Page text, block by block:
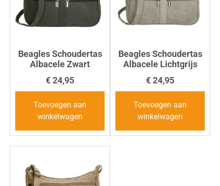
Beagles Schoudertas
Albacele Zwart
€24,95
Toevoegen aan
winkelwagen
Beagles Schoudertas
Albacele Lichtgrijs
€24,95
Toevoegen aan
winkelwagen